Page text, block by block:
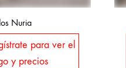
Nuria
para ver el
y precios